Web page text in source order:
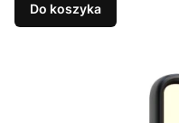
Do koszyka